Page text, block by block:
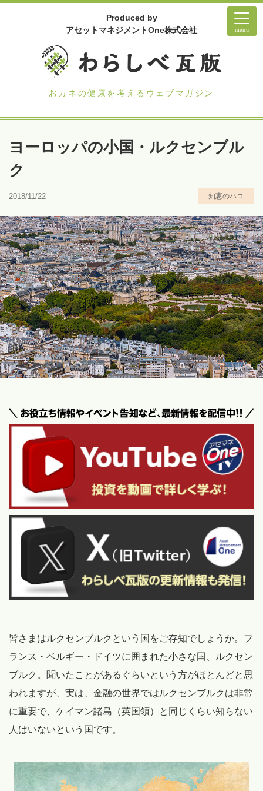
Produced by
アセットマネジメントOne株式会社
おカネの健康を考えるウェブマガジン
menu
ヨーロッパの小国・ルクセンブル
ク
2018/11/22 知恵のハコ
皆さまはルクセンブルクという国をご存知でしょうか。フ
ランス・ベルギー・ドイツに囲まれた小さな国、ルクセン
ブルク。聞いたことがあるぐらいという方がほとんどと思
われますが、実は、金融の世界ではルクセンブルクは非常
に重要で、ケイマン諸島（英国領）と同じくらい知らない
人はいないという国です。